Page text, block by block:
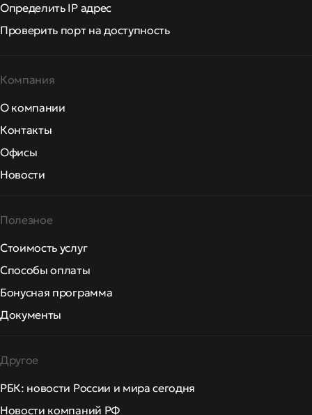
Определить IP адрес
Проверить порт на доступность
Компания
О компании
Контакты
Офисы
Новости
Полезное
Стоимость услуг
Способы оплаты
Бонусная программа
Документы
Другое
РБК: новости России и мира сегодня
Новости компаний РФ